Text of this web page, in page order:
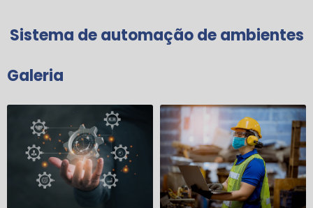
Sistema de automação de ambientes
Galeria